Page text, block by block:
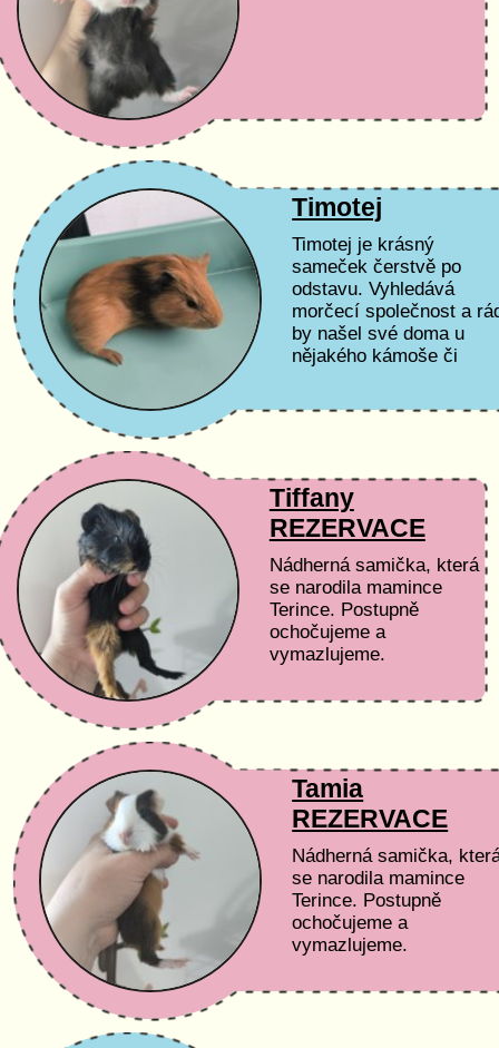
Timotej
Timotej je krásný
sameček čerstvě po
odstavu. Vyhledává
morčecí společnost a
by našel své doma u
nějakého kámoše či
Tiffany
REZERVACE
Nádherná samička, která
se narodila mamince
Terince. Postupně
ochočujeme a
vymazlujeme.
Tamia
REZERVACE
Nádherná samička,
se narodila mamince
Terince. Postupně
ochočujeme a
vymazlujeme.